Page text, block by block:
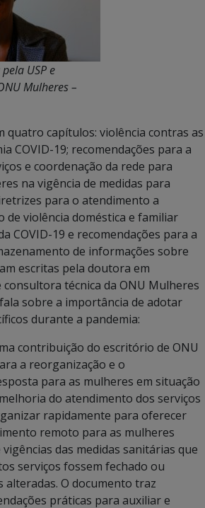
USP e
Mulheres –
quatro capítulos: violência contras as
COVID-19; recomendações para a
e coordenação da rede para
na vigência de medidas para
para o atendimento a
de violência doméstica e familiar
COVID-19 e recomendações para a
de informações sobre
escritas pela doutora em
consultora técnica da ONU Mulheres
sobre a importância de adotar
durante a pandemia:
contribuição do escritório de ONU
a reorganização e o
para as mulheres em situação
do atendimento dos serviços
rapidamente para oferecer
remoto para as mulheres
das medidas sanitárias que
serviços fossem fechado ou
alteradas. O documento traz
práticas para auxiliar e